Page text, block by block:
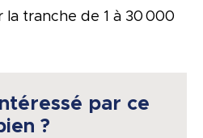
la tranche de 1 à 30 000
par ce
?